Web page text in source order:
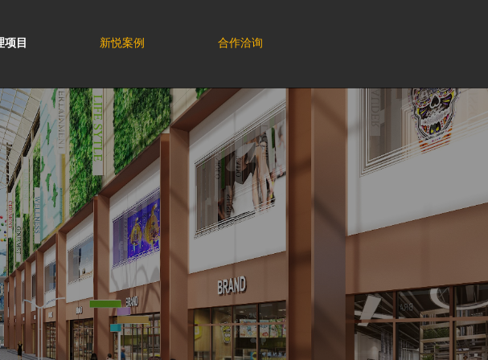
项目 新悦案例 合作洽询